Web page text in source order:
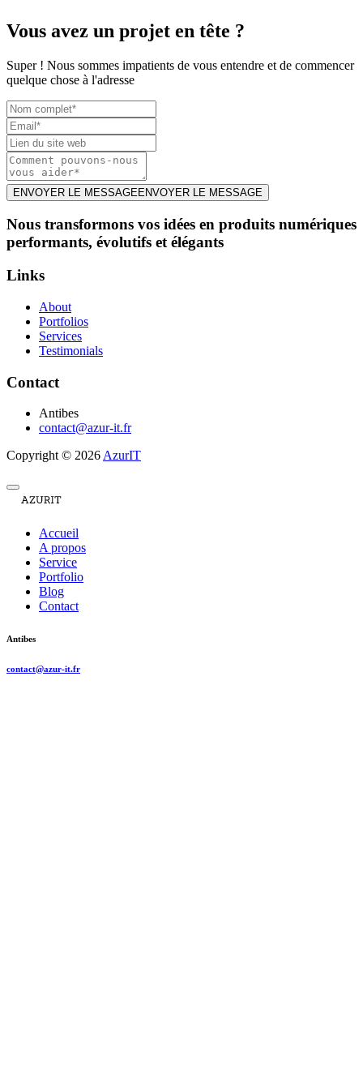
Vous avez un projet en tête ?
Super ! Nous sommes impatients de vous entendre et de commencer
quelque chose à l'adresse
ENVOYER LE MESSAGEENVOYER LE MESSAGE
Nous transformons vos idées en produits numériques
performants, évolutifs et élégants
Links
About
Portfolios
Services
Testimonials
Contact
Antibes
contact@azur-it.fr
Copyright © 2026 AzurIT
Accueil
A propos
Service
Portfolio
Blog
Contact
Antibes
contact@azur-it.fr